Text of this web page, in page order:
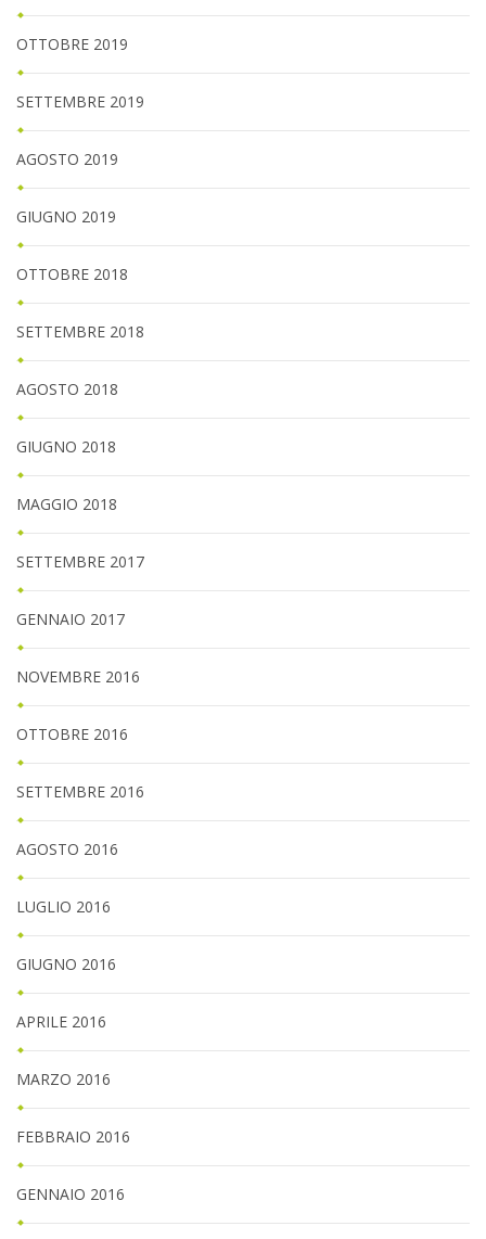
OTTOBRE 2019
SETTEMBRE 2019
AGOSTO 2019
GIUGNO 2019
OTTOBRE 2018
SETTEMBRE 2018
AGOSTO 2018
GIUGNO 2018
MAGGIO 2018
SETTEMBRE 2017
GENNAIO 2017
NOVEMBRE 2016
OTTOBRE 2016
SETTEMBRE 2016
AGOSTO 2016
LUGLIO 2016
GIUGNO 2016
APRILE 2016
MARZO 2016
FEBBRAIO 2016
GENNAIO 2016